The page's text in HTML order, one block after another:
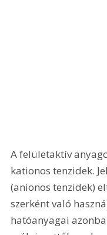
A felületaktív
kationos tenzidek.
(anionos tenzidek)
szerként való
hatóanyagai